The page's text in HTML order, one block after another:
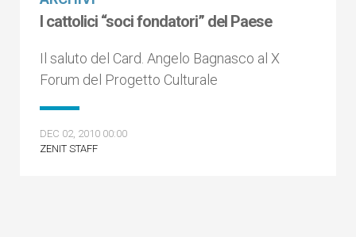
I cattolici “soci fondatori” del Paese
Il saluto del Card. Angelo Bagnasco al X
Forum del Progetto Culturale
DEC 02, 2010 00:00
ZENIT STAFF